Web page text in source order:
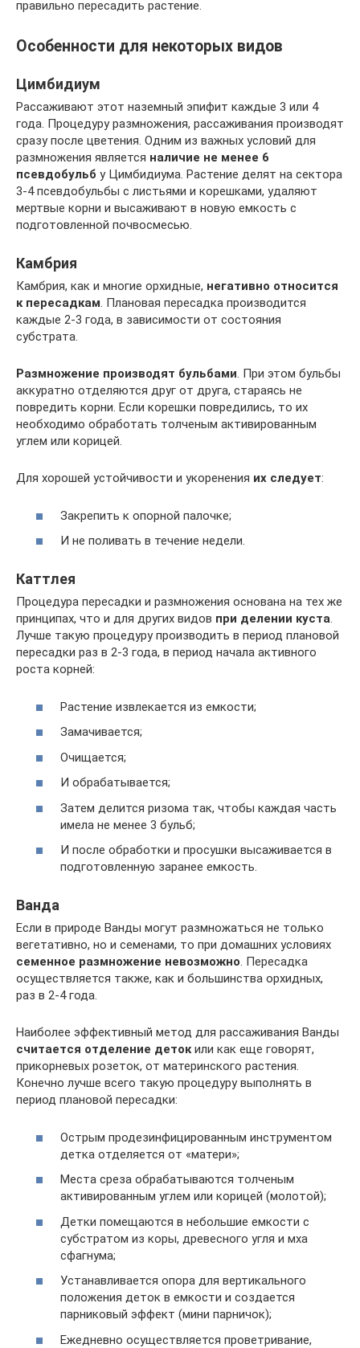
правильно пересадить растение.
Особенности для некоторых видов
Цимбидиум
Рассаживают этот наземный эпифит каждые 3 или 4
года. Процедуру размножения, рассаживания производят
сразу после цветения. Одним из важных условий для
размножения является наличие не менее 6
псевдобульб у Цимбидиума. Растение делят на сектора
3-4 псевдобульбы с листьями и корешками, удаляют
мертвые корни и высаживают в новую емкость с
подготовленной почвосмесью.
Камбрия
Камбрия, как и многие орхидные, негативно относится
к пересадкам. Плановая пересадка производится
каждые 2-3 года, в зависимости от состояния
субстрата.
Размножение производят бульбами. При этом бульбы
аккуратно отделяются друг от друга, стараясь не
повредить корни. Если корешки повредились, то их
необходимо обработать толченым активированным
углем или корицей.
Для хорошей устойчивости и укоренения их следует:
Закрепить к опорной палочке;
И не поливать в течение недели.
Каттлея
Процедура пересадки и размножения основана на тех же
принципах, что и для других видов при делении куста.
Лучше такую процедуру производить в период плановой
пересадки раз в 2-3 года, в период начала активного
роста корней:
Растение извлекается из емкости;
Замачивается;
Очищается;
И обрабатывается;
Затем делится ризома так, чтобы каждая часть
имела не менее 3 бульб;
И после обработки и просушки высаживается в
подготовленную заранее емкость.
Ванда
Если в природе Ванды могут размножаться не только
вегетативно, но и семенами, то при домашних условиях
семенное размножение невозможно. Пересадка
осуществляется также, как и большинства орхидных,
раз в 2-4 года.
Наиболее эффективный метод для рассаживания Ванды
считается отделение детокили как еще говорят,
прикорневых розеток, от материнского растения.
Конечно лучше всего такую процедуру выполнять в
период плановой пересадки:
Острым продезинфицированным инструментом
детка отделяется от «матери»;
Места среза обрабатываются толченым
активированным углем или корицей (молотой);
Детки помещаются в небольшие емкости с
субстратом из коры, древесного угля и мха
сфагнума;
Устанавливается опора для вертикального
положения деток в емкости и создается
парниковый эффект (мини парничок);
Ежедневно осуществляется проветривание,